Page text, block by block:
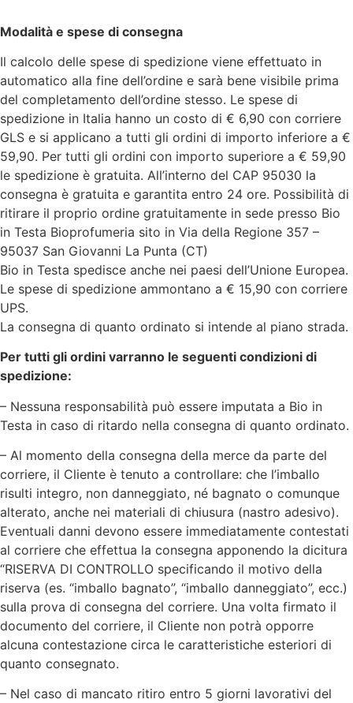
Modalità e spese di consegna
Il calcolo delle spese di spedizione viene effettuato in
automatico alla fine dell’ordine e sarà bene visibile prima
del completamento dell’ordine stesso. Le spese di
spedizione in Italia hanno un costo di € 6,90 con corriere
GLS e si applicano a tutti gli ordini di importo inferiore a €
59,90. Per tutti gli ordini con importo superiore a € 59,90
le spedizione è gratuita. All’interno del CAP 95030 la
consegna è gratuita e garantita entro 24 ore. Possibilità di
ritirare il proprio ordine gratuitamente in sede presso Bio
in Testa Bioprofumeria sito in Via della Regione 357 –
95037 San Giovanni La Punta (CT)
Bio in Testa spedisce anche nei paesi dell’Unione Europea.
Le spese di spedizione ammontano a € 15,90 con corriere
UPS.
La consegna di quanto ordinato si intende al piano strada.
Per tutti gli ordini varranno le seguenti condizioni di
spedizione:
– Nessuna responsabilità può essere imputata a Bio in
Testa in caso di ritardo nella consegna di quanto ordinato.
– Al momento della consegna della merce da parte del
corriere, il Cliente è tenuto a controllare: che l’imballo
risulti integro, non danneggiato, né bagnato o comunque
alterato, anche nei materiali di chiusura (nastro adesivo).
Eventuali danni devono essere immediatamente contestati
al corriere che effettua la consegna apponendo la dicitura
“RISERVA DI CONTROLLO specificando il motivo della
riserva (es. “imballo bagnato”, “imballo danneggiato”, ecc.)
sulla prova di consegna del corriere. Una volta firmato il
documento del corriere, il Cliente non potrà opporre
alcuna contestazione circa le caratteristiche esteriori di
quanto consegnato.
– Nel caso di mancato ritiro entro 5 giorni lavorativi del